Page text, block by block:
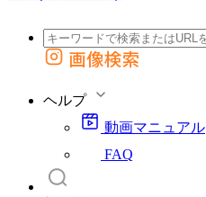
外部サイトの商品をカートに追加
画像検索
ヘルプ
動画マニュアル
FAQ